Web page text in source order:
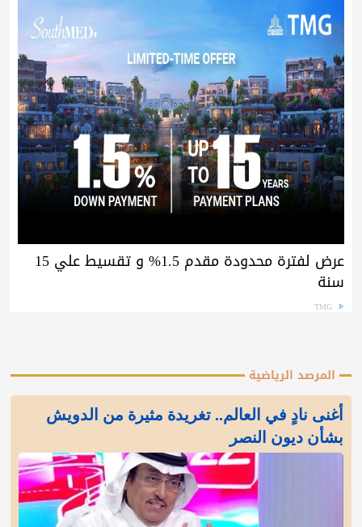
عرض لفترة محدودة مقدم 1.5% و تقسيط علي 15
سنة
TMG
المرصد الرياضية
أغنى نادٍ في العالم.. تغريدة مثيرة من الدويش
بشأن ديون النصر